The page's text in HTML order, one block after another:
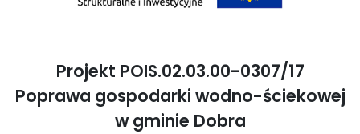
Projekt POIS.02.03.00-0307/17
Poprawa gospodarki wodno-ściekowej
w gminie Dobra